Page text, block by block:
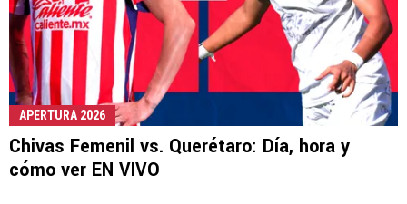
APERTURA 2026
Chivas Femenil vs. Querétaro: Día, hora y
cómo ver EN VIVO